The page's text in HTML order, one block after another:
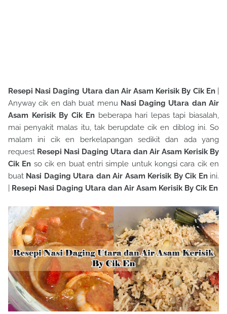
Resepi Nasi Daging Utara dan Air Asam Kerisik By Cik En|
Anyway cik en dah buat menu Nasi Daging Utara dan Air
Asam Kerisik By Cik En beberapa hari lepas tapi biasalah,
mai penyakit malas itu, tak berupdate cik en diblog ini. So
malam ini cik en berkelapangan sedikit dan ada yang
request Resepi Nasi Daging Utara dan Air Asam Kerisik By
Cik En so cik en buat entri simple untuk kongsi cara cik en
buat Nasi Daging Utara dan Air Asam Kerisik By Cik Enini.
Resepi Nasi Daging Utara dan Air Asam Kerisik By Cik En